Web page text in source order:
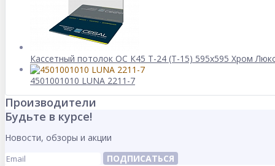
Кассетный потолок ОС К45 Т-24 (Т-15) 595х595 Хром
4501001010 LUNA 2211-7
Производители
Будьте в курсе!
Новости, обзоры и акции
ПОДПИСАТЬСЯ